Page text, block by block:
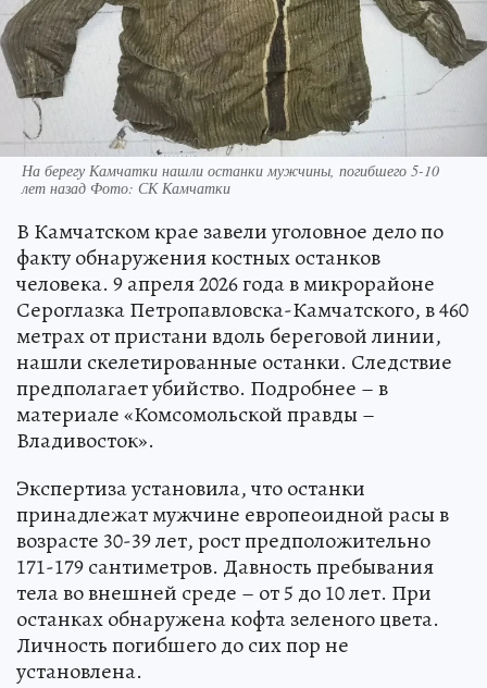
На берегу Камчатки нашли останки мужчины, погибшего 5-10
лет назад Фото: СК Камчатки
В Камчатском крае завели уголовное дело по
факту обнаружения костных останков
человека. 9 апреля 2026 года в микрорайоне
Сероглазка Петропавловска-Камчатского, в 460
метрах от пристани вдоль береговой линии,
нашли скелетированные останки. Следствие
предполагает убийство. Подробнее – в
материале «Комсомольской правды –
Владивосток».
Экспертиза установила, что останки
принадлежат мужчине европеоидной расы в
возрасте 30-39 лет, рост предположительно
171-179 сантиметров. Давность пребывания
тела во внешней среде – от 5 до 10 лет. При
останках обнаружена кофта зеленого цвета.
Личность погибшего до сих пор не
установлена.